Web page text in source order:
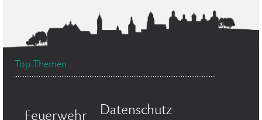
Top Themen
Feuerwehr Datenschutz